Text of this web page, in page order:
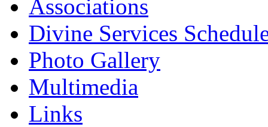
Associations
Divine Services
Photo Gallery
Multimedia
Links